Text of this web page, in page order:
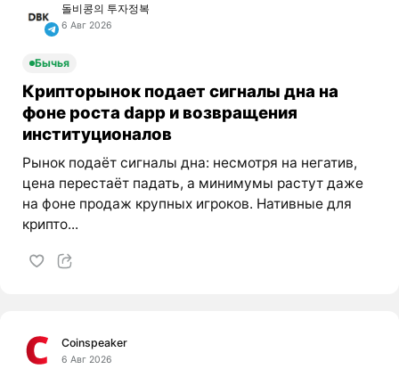
돌비콩의 투자정복
6 Авг 2026
Бычья
Крипторынок подает сигналы дна на
фоне роста dapp и возвращения
институционалов
Рынок подаёт сигналы дна: несмотря на негатив,
цена перестаёт падать, а минимумы растут даже
на фоне продаж крупных игроков. Нативные для
крипто...
Coinspeaker
6 Авг 2026